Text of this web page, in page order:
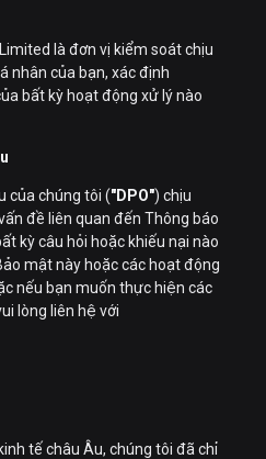
là đơn vị kiểm soát chịu
nhân của bạn, xác định
bất kỳ hoạt động xử lý nào
của chúng tôi ("DPO") chịu
đề liên quan đến Thông báo
kỳ câu hỏi hoặc khiếu nại nào
mật này hoặc các hoạt động
nếu bạn muốn thực hiện các
lòng liên hệ với
tế châu Âu, chúng tôi đã chỉ